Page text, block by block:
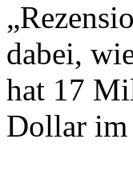
dabei,
hat 17
Dollar im